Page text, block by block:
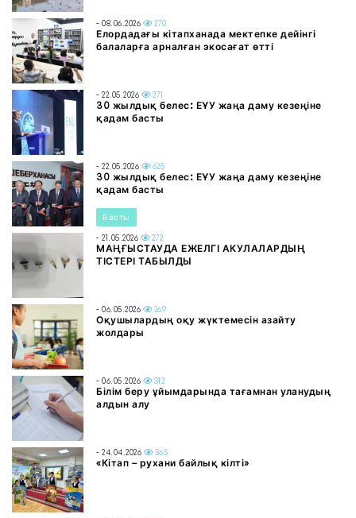
- 08.06.2026 270
Елордадағы кітапханада мектепке дейінгі
балаларға арналған экосағат өтті
- 22.05.2026 271
30 жылдық белес: ЕҰУ жаңа даму кезеңіне
қадам басты
- 22.05.2026 625
30 жылдық белес: ЕҰУ жаңа даму кезеңіне
қадам басты
Басты
- 21.05.2026 272
МАҢҒЫСТАУДА ЕЖЕЛГІ АКУЛАЛАРДЫҢ
ТІСТЕРІ ТАБЫЛДЫ
- 06.05.2026 269
Оқушылардың оқу жүктемесін азайту
жолдары
- 06.05.2026 312
Білім беру ұйымдарында тағамнан уланудың
алдын алу
- 24.04.2026 365
«Кітап – рухани байлық кілті»